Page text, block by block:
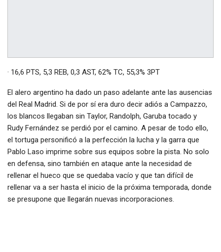
· 16,6 PTS, 5,3 REB, 0,3 AST, 62% TC, 55,3% 3PT
El alero argentino ha dado un paso adelante ante las ausencias
del Real Madrid. Si de por sí era duro decir adiós a Campazzo,
los blancos llegaban sin Taylor, Randolph, Garuba tocado y
Rudy Fernández se perdió por el camino. A pesar de todo ello,
el tortuga personificó a la perfección la lucha y la garra que
Pablo Laso imprime sobre sus equipos sobre la pista. No solo
en defensa, sino también en ataque ante la necesidad de
rellenar el hueco que se quedaba vacío y que tan difícil de
rellenar va a ser hasta el inicio de la próxima temporada, donde
se presupone que llegarán nuevas incorporaciones.